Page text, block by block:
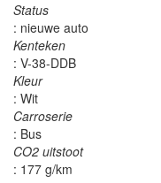
Status
: nieuwe auto
Kenteken
: V-38-DDB
Kleur
: Wit
Carroserie
: Bus
CO2 uitstoot
: 177 g/km